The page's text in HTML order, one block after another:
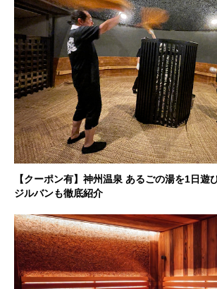
【クーポン有】神州温泉 あるごの湯を1日遊
ジルバンも徹底紹介